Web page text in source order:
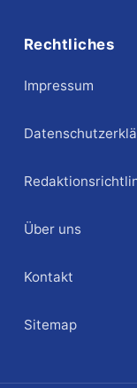
Rechtliches
Impressum
Über uns
Kontakt
Sitemap